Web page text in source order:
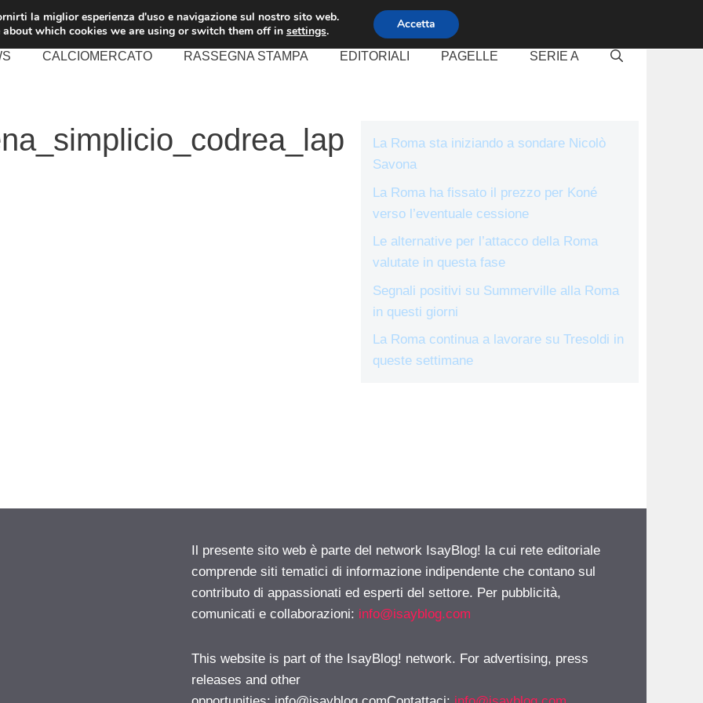
CALCIOMERCATO RASSEGNA STAMPA EDITORIALI PAGELLE SERIE A
La Roma sta iniziando a sondare Nicolò
Savona
La Roma ha fissato il prezzo per Koné
verso l’eventuale cessione
Le alternative per l’attacco della Roma
valutate in questa fase
Segnali positivi su Summerville alla Roma
in questi giorni
La Roma continua a lavorare su Tresoldi in
queste settimane
Il presente sito web è parte del network IsayBlog! la cui rete editoriale
comprende siti tematici di informazione indipendente che contano sul
contributo di appassionati ed esperti del settore. Per pubblicità,
comunicati e collaborazioni: info@isayblog.com
This website is part of the IsayBlog! network. For advertising, press
releases and other
la miglior esperienza d'uso e navigazione sul nostro sito web.
about which cookies we are using or switch them off in settings. Accetta